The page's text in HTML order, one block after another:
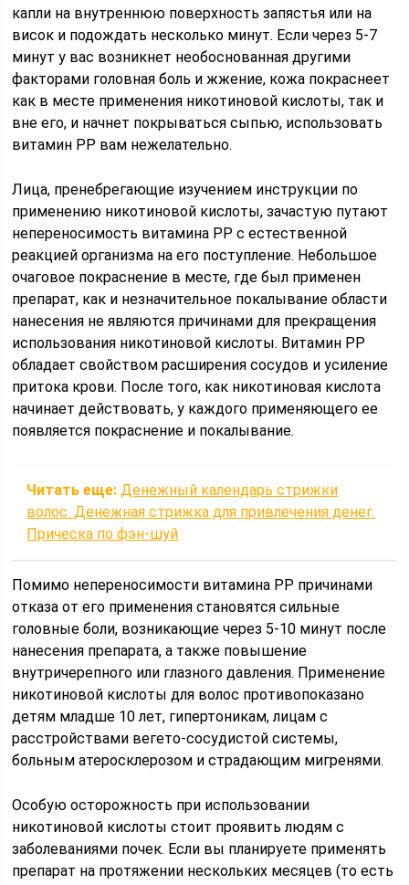
капли на внутреннюю поверхность запястья или на
висок и подождать несколько минут. Если через 5-7
минут у вас возникнет необоснованная другими
факторами головная боль и жжение, кожа покраснеет
как в месте применения никотиновой кислоты, так и
вне его, и начнет покрываться сыпью, использовать
витамин РР вам нежелательно.
Лица, пренебрегающие изучением инструкции по
применению никотиновой кислоты, зачастую путают
непереносимость витамина РР с естественной
реакцией организма на его поступление. Небольшое
очаговое покраснение в месте, где был применен
препарат, как и незначительное покалывание области
нанесения не являются причинами для прекращения
использования никотиновой кислоты. Витамин РР
обладает свойством расширения сосудов и усиление
притока крови. После того, как никотиновая кислота
начинает действовать, у каждого применяющего ее
появляется покраснение и покалывание.
Читать еще: Денежный календарь стрижки
волос. Денежная стрижка для привлечения денег.
Прическа по фэн-шуй
Помимо непереносимости витамина РР причинами
отказа от его применения становятся сильные
головные боли, возникающие через 5-10 минут после
нанесения препарата, а также повышение
внутричерепного или глазного давления. Применение
никотиновой кислоты для волос противопоказано
детям младше 10 лет, гипертоникам, лицам с
расстройствами вегето-сосудистой системы,
больным атеросклерозом и страдающим мигренями.
Особую осторожность при использовании
никотиновой кислоты стоит проявить людям с
заболеваниями почек. Если вы планируете применять
препарат на протяжении нескольких месяцев (то есть